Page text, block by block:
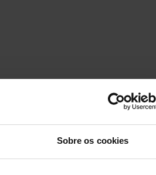
Sobre os cookies